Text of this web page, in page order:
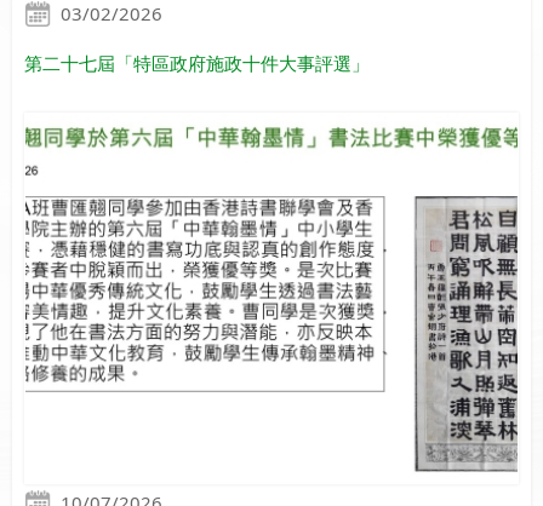
03/02/2026
第二十七屆「特區政府施政十件大事評選」